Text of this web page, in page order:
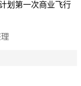
划第一次商业飞行